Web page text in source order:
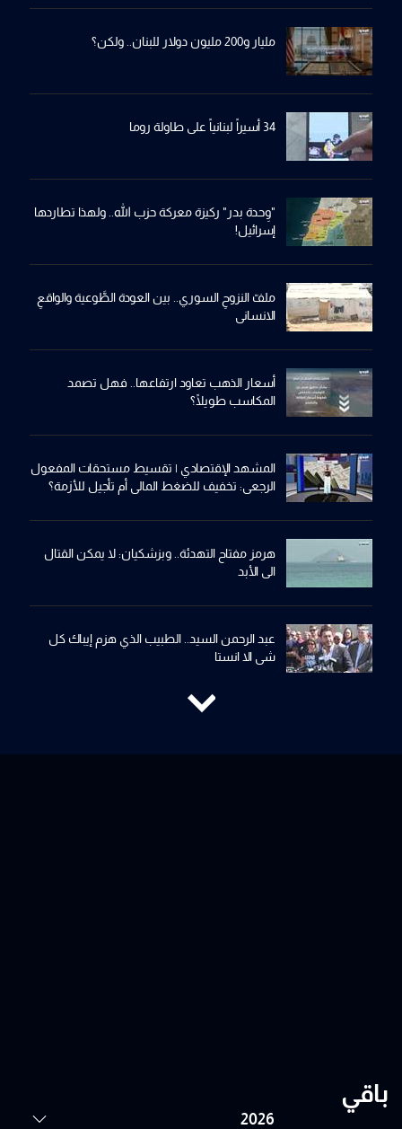
مليار و200 مليون دولار للبنان.. ولكن؟
34 أسيراً لبنانياً على طاولة روما
"وِحدة بدر" ركيزة معركة حزب الله.. ولهذا تطاردها
إسرائيل!
ملفّ النزوحِ السوري.. بين العودة الطَّوعية والواقعِ
الانساني
أسعار الذهب تعاود ارتفاعها.. فهل تصمد
المكاسب طويلًا؟
المشهد الإقتصادي | تقسيط مستحقات المفعول
الرجعي: تخفيف للضغط المالي أم تأجيل للأزمة؟
هرمز مفتاح التهدئة.. وبزشكيان: لا يمكن القتال
الى الأبد
عبد الرحمن السيد.. الطبيب الذي هزم إيباك كل
شي الا انستا
باقي